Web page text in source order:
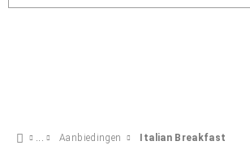
Aanbiedingen Italian Breakfast